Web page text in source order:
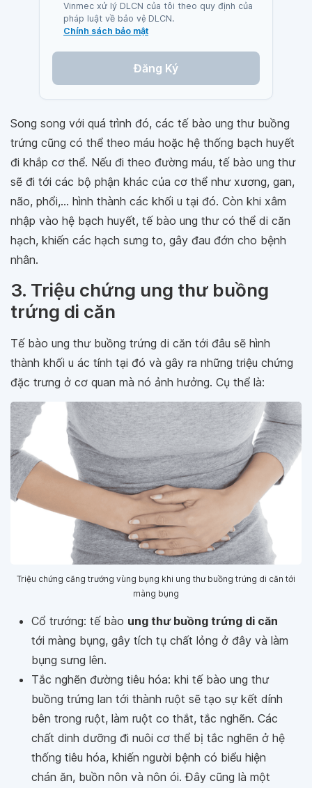
Vinmec xử lý DLCN của tôi theo quy định của
pháp luật về bảo vệ DLCN.
Chính sách bảo mật
Đăng Ký
Song song với quá trình đó, các tế bào ung thư buồng
trứng cũng có thể theo máu hoặc hệ thống bạch huyết
đi khắp cơ thể. Nếu đi theo đường máu, tế bào ung thư
sẽ đi tới các bộ phận khác của cơ thể như xương, gan,
não, phổi,... hình thành các khối u tại đó. Còn khi xâm
nhập vào hệ bạch huyết, tế bào ung thư có thể di căn
hạch, khiến các hạch sưng to, gây đau đớn cho bệnh
nhân.
3. Triệu chứng ung thư buồng
trứng di căn
Tế bào ung thư buồng trứng di căn tới đâu sẽ hình
thành khối u ác tính tại đó và gây ra những triệu chứng
đặc trưng ở cơ quan mà nó ảnh hưởng. Cụ thể là:
Triệu chứng căng trướng vùng bụng khi ung thư buồng trứng di căn tới
màng bụng
Cổ trướng: tế bào ung thư buồng trứng di căn
tới màng bụng, gây tích tụ chất lỏng ở đây và làm
bụng sưng lên.
Tắc nghẽn đường tiêu hóa: khi tế bào ung thư
buồng trứng lan tới thành ruột sẽ tạo sự kết dính
bên trong ruột, làm ruột co thắt, tắc nghẽn. Các
chất dinh dưỡng đi nuôi cơ thể bị tắc nghẽn ở hệ
thống tiêu hóa, khiến người bệnh có biểu hiện
chán ăn, buồn nôn và nôn ói. Đây cũng là một